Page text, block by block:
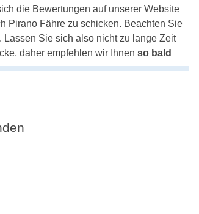
die Bewertungen auf unserer Website
Pirano Fähre zu schicken. Beachten Sie
Sie sich also nicht zu lange Zeit
daher empfehlen wir Ihnen so bald